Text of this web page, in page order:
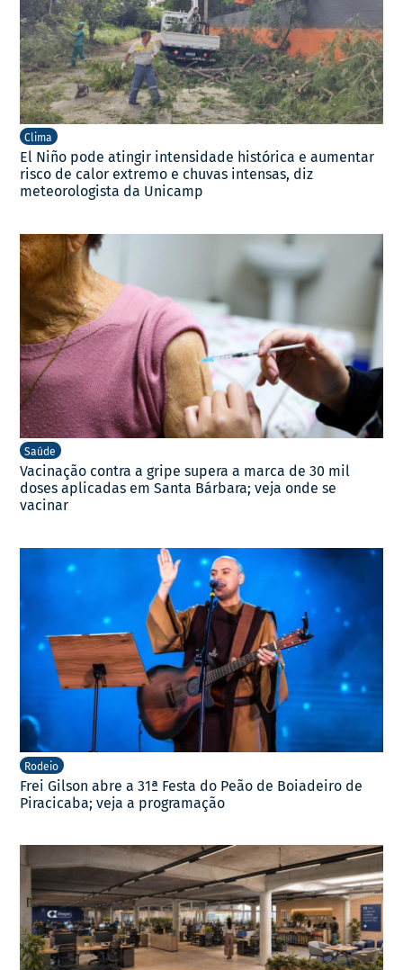
Clima
El Niño pode atingir intensidade histórica e aumentar
risco de calor extremo e chuvas intensas, diz
meteorologista da Unicamp
Saúde
Vacinação contra a gripe supera a marca de 30 mil
doses aplicadas em Santa Bárbara; veja onde se
vacinar
Rodeio
Frei Gilson abre a 31ª Festa do Peão de Boiadeiro de
Piracicaba; veja a programação